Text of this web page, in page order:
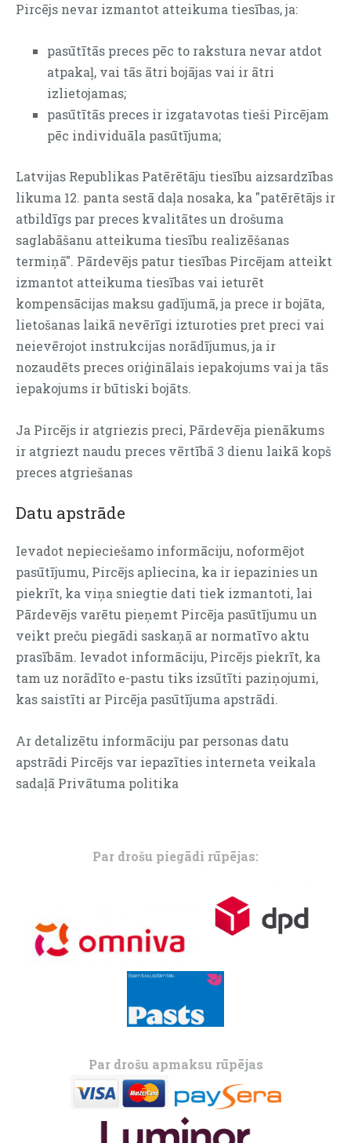
Pircējs nevar izmantot atteikuma tiesības, ja:
pasūtītās preces pēc to rakstura nevar atdot
atpakaļ, vai tās ātri bojājas vai ir ātri
izlietojamas;
pasūtītās preces ir izgatavotas tieši Pircējam
pēc individuāla pasūtījuma;
Latvijas Republikas Patērētāju tiesību aizsardzības
likuma 12. panta sestā daļa nosaka, ka "patērētājs ir
atbildīgs par preces kvalitātes un drošuma
saglabāšanu atteikuma tiesību realizēšanas
termiņā". Pārdevējs patur tiesības Pircējam atteikt
izmantot atteikuma tiesības vai ieturēt
kompensācijas maksu gadījumā, ja prece ir bojāta,
lietošanas laikā nevērīgi izturoties pret preci vai
neievērojot instrukcijas norādījumus, ja ir
nozaudēts preces oriģinālais iepakojums vai ja tās
iepakojums ir būtiski bojāts.
Ja Pircējs ir atgriezis preci, Pārdevēja pienākums
ir atgriezt naudu preces vērtībā 3 dienu laikā kopš
preces atgriešanas
Datu apstrāde
Ievadot nepieciešamo informāciju, noformējot
pasūtījumu, Pircējs apliecina, ka ir iepazinies un
piekrīt, ka viņa sniegtie dati tiek izmantoti, lai
Pārdevējs varētu pieņemt Pircēja pasūtījumu un
veikt preču piegādi saskaņā ar normatīvo aktu
prasībām. Ievadot informāciju, Pircējs piekrīt, ka
tam uz norādīto e-pastu tiks izsūtīti paziņojumi,
kas saistīti ar Pircēja pasūtījuma apstrādi.
Ar detalizētu informāciju par personas datu
apstrādi Pircējs var iepazīties interneta veikala
sadaļā Privātuma politika
Par drošu piegādi rūpējas:
Par drošu apmaksu rūpējas